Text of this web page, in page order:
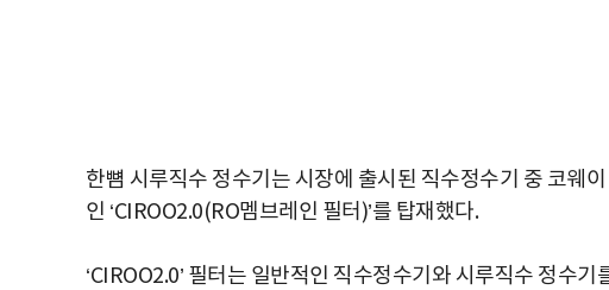
한뼘 시루직수 정수기는 시장에 출시된 직수정수기 중 코웨
인 ‘CIROO2.0(RO멤브레인 필터)’를 탑재했다.
‘CIROO2.0’ 필터는 일반적인 직수정수기와 시루직수 정수